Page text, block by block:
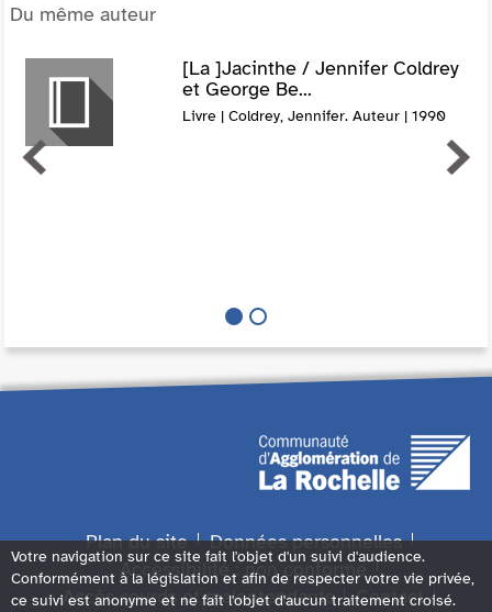
Du même auteur
[La ]Jacinthe / Jennifer Coldrey
et George Be...
Livre | Coldrey, Jennifer. Auteur | 1990
Plan du site
Données personnelles
Accessibilité : non conforme
Accès sourds et malentendants
Contact
Votre navigation sur ce site fait l'objet d'un suivi d'audience.
Conformément à la législation et afin de respecter votre vie privée,
ce suivi est anonyme et ne fait l'objet d'aucun traitement croisé.